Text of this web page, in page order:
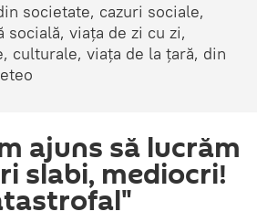
societate, cazuri sociale,
viața de zi cu zi,
culturale, viața de la țară, din
ajuns să lucrăm
slabi, mediocri!